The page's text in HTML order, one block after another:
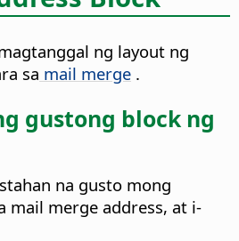
ng layout ng
sa mail merge .
gustong block ng
na gusto mong
mail merge address, at i-